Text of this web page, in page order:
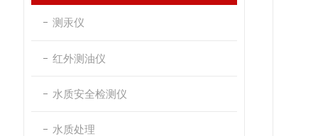
测汞仪
红外测油仪
水质安全检测仪
水质处理